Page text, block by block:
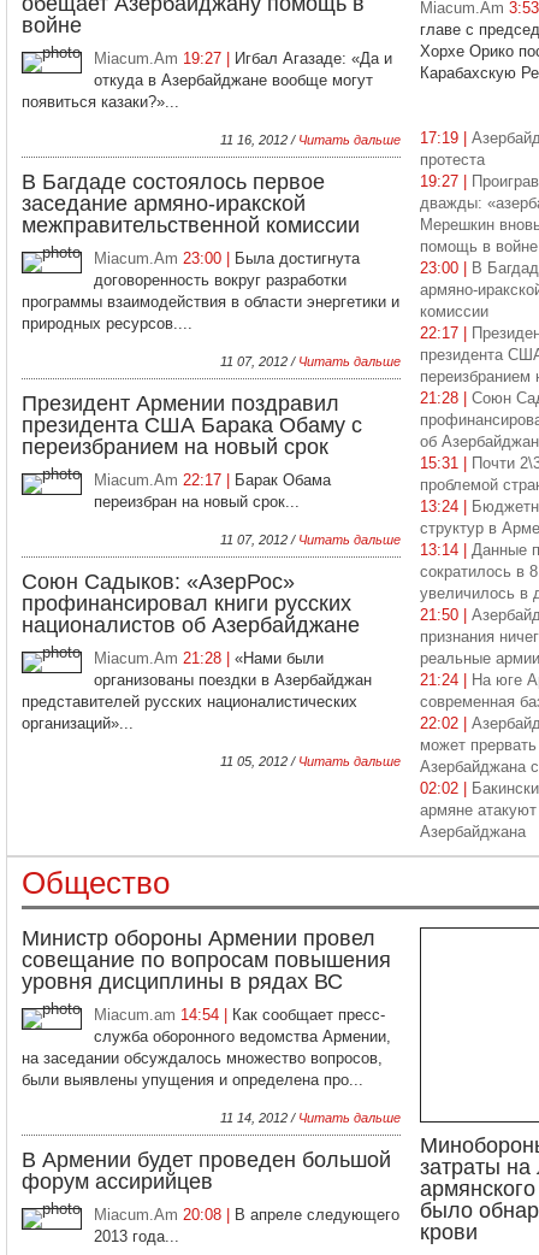
войне
Miacum.Am 19:27 |
Игбал Агазаде: «Да и
откуда в Азербайджане вообще могут
появиться казаки?»...
11 16, 2012 / Читать дальше
В Багдаде состоялось первое
заседание армяно-иракской
межправительственной комиссии
Miacum.Am 23:00 |
Была достигнута
договоренность вокруг разработки
программы взаимодействия в области энергетики и
природных ресурсов....
11 07, 2012 / Читать дальше
Президент Армении поздравил
президента США Барака Обаму с
переизбранием на новый срок
Miacum.Am 22:17 |
Барак Обама
переизбран на новый срок...
11 07, 2012 / Читать дальше
Союн Садыков: «АзерРос»
профинансировал книги русских
националистов об Азербайджане
Miacum.Am 21:28 | «Нами были
организованы поездки в Азербайджан
представителей русских националистических
организаций»...
11 05, 2012 / Читать дальше
Miacum.Am
главе с
Хорхе Орико
Карабахскую
17:19 |
протеста
19:27 |
дважды:
Мерешкин
помощь в войне
23:00 |
В
армяно-
комиссии
22:17 |
президента
переизбранием
21:28 | Союн
об
15:31 |
Почти
проблемой
13:24 |
структур в
13:14 | Данные
сократилось в
увеличилось в
21:50 |
признания
реальные армии
21:24 |
На юге
современная
22:02 |
может
Азербайджана
02:02 |
армяне
Азербайджана
Общество
Министр обороны Армении провел
совещание по вопросам повышения
уровня дисциплины в рядах ВС
Miacum.am 14:54 |
Как сообщает пресс-
служба оборонного ведомства Армении,
на заседании обсуждалось множество вопросов,
были выявлены упущения и определена про...
11 14, 2012 / Читать дальше
В Армении будет проведен большой
форум ассирийцев
Miacum.Am 20:08 |
В апреле следующего
2013 года...
затраты
было
крови